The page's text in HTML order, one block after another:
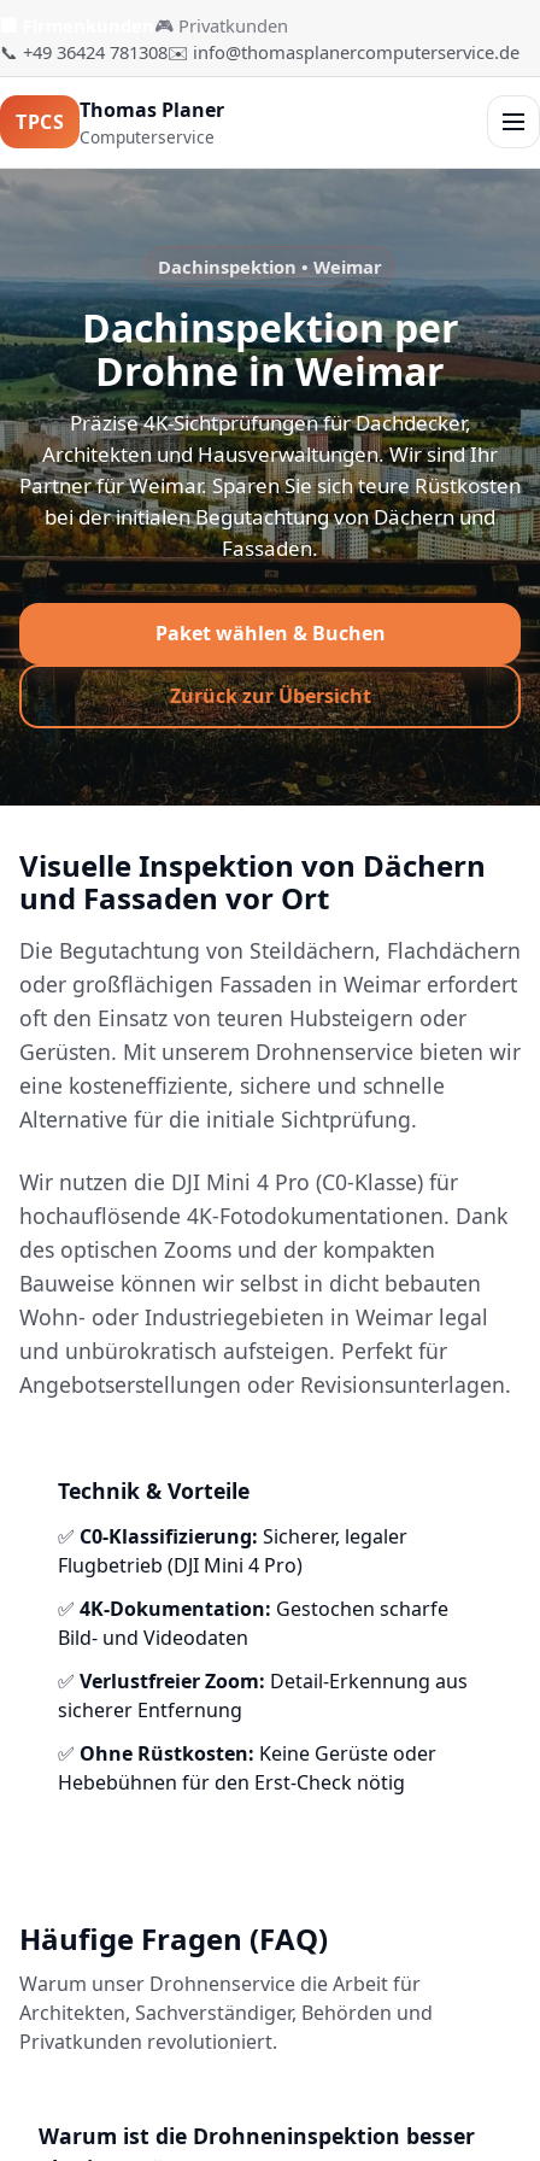
🎮 Privatkunden
📞 +49 36424 781308✉️ info@thomasplanercomputerservice.de
TPCS Thomas Planer
Computerservice
Dachinspektion • Weimar
Dachinspektion per
Drohne in Weimar
Präzise 4K-Sichtprüfungen für Dachdecker,
Architekten und Hausverwaltungen. Wir sind Ihr
Partner für Weimar. Sparen Sie sich teure Rüstkosten
bei der initialen Begutachtung von Dächern und
Fassaden.
Paket wählen & Buchen
Zurück zur Übersicht
Visuelle Inspektion von Dächern
und Fassaden vor Ort
Die Begutachtung von Steildächern, Flachdächern
oder großflächigen Fassaden in Weimar erfordert
oft den Einsatz von teuren Hubsteigern oder
Gerüsten. Mit unserem Drohnenservice bieten wir
eine kosteneffiziente, sichere und schnelle
Alternative für die initiale Sichtprüfung.
Wir nutzen die DJI Mini 4 Pro (C0-Klasse) für
hochauflösende 4K-Fotodokumentationen. Dank
des optischen Zooms und der kompakten
Bauweise können wir selbst in dicht bebauten
Wohn- oder Industriegebieten in Weimar legal
und unbürokratisch aufsteigen. Perfekt für
Angebotserstellungen oder Revisionsunterlagen.
Technik & Vorteile
✅ C0-Klassifizierung: Sicherer, legaler
Flugbetrieb (DJI Mini 4 Pro)
✅ 4K-Dokumentation: Gestochen scharfe
Bild- und Videodaten
✅ Verlustfreier Zoom: Detail-Erkennung aus
sicherer Entfernung
✅ Ohne Rüstkosten: Keine Gerüste oder
Hebebühnen für den Erst-Check nötig
Häufige Fragen (FAQ)
Warum unser Drohnenservice die Arbeit für
Architekten, Sachverständiger, Behörden und
Privatkunden revolutioniert.
Warum ist die Drohneninspektion besser